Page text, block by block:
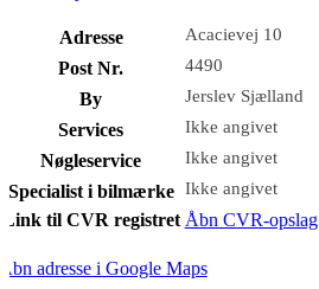
Adresse Acacievej 10
Post Nr. 4490
By Jerslev Sjælland
Services Ikke angivet
Nøgleservice Ikke angivet
Specialist i bilmærke Ikke angivet
Link til CVR registret Åbn CVR-opslag
adresse i Google Maps